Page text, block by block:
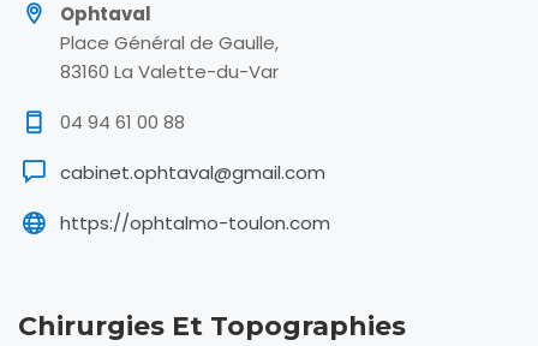
Ophtaval
Place Général de Gaulle,
83160 La Valette-du-Var
04 94 61 00 88
cabinet.ophtaval@gmail.com
https://ophtalmo-toulon.com
Chirurgies Et Topographies